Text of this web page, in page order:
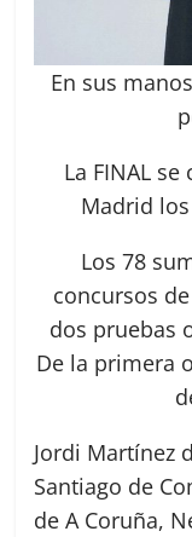
En sus
La FINAL
Madrid
Los 78
concursos
dos pruebas
De la primera
Jordi Martínez
Santiago de
de A Coruña,